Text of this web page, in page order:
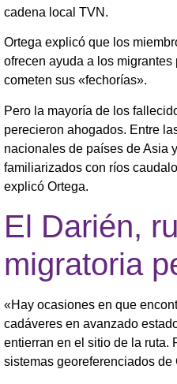
cadena local TVN.
Ortega explicó que los
ofrecen ayuda a los
cometen sus «fechorías».
Pero la mayoría de los
perecieron ahogados. Entre
nacionales de países de Asia
familiarizados con ríos
explicó Ortega.
El Darién,
migratoria
«Hay ocasiones en que
cadáveres en avanzado
entierran en el sitio de la ruta.
sistemas georeferenciados de